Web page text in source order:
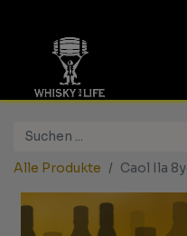
Alle Produkte Caol Ila